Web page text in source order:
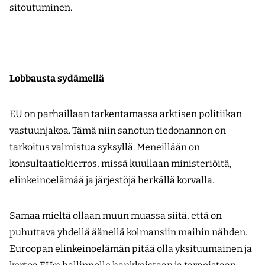
sitoutuminen.
Lobbausta sydämellä
EU on parhaillaan tarkentamassa arktisen politiikan
vastuunjakoa. Tämä niin sanotun tiedonannon on
tarkoitus valmistua syksyllä. Meneillään on
konsultaatiokierros, missä kuullaan ministeriöitä,
elinkeinoelämää ja järjestöjä herkällä korvalla.
Samaa mieltä ollaan muun muassa siitä, että on
puhuttava yhdellä äänellä kolmansiin maihin nähden.
Euroopan elinkeinoelämän pitää olla yksituumainen ja